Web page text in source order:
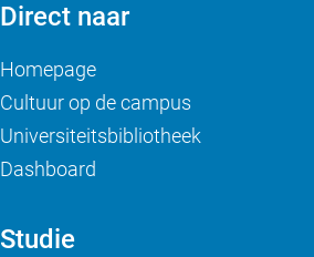
Direct naar
Homepage
Cultuur op de campus
Universiteitsbibliotheek
Dashboard
Studie